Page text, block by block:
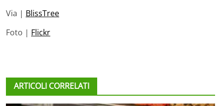
Via | BlissTree
Foto | Flickr
ARTICOLI CORRELATI